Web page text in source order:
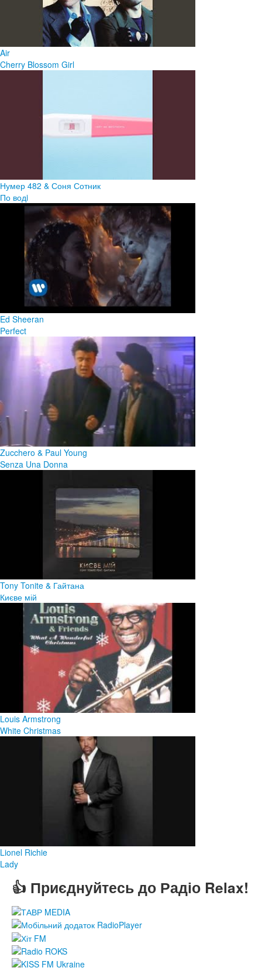
Air
Cherry Blossom Girl
Нумер 482 & Соня Сотник
По водi
Ed Sheeran
Perfect
Zucchero & Paul Young
Senza Una Donna
Tony Tonite & Гайтана
Києве мій
Louis Armstrong
White Christmas
Lionel Richie
Lady
👍 Приєднуйтесь до Радіо Relax!